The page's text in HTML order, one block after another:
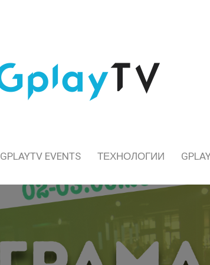
GPLAYTV EVENTS ТЕХНОЛОГИИ